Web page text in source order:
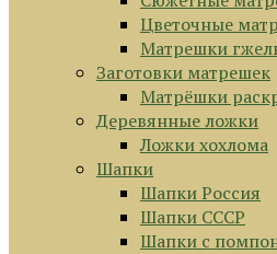
Цветочные
Матрешки
Заготовки матрешек
Матрёшки
Деревянные ложки
Ложки хохлома
Шапки
Шапки Россия
Шапки СССР
Шапки с